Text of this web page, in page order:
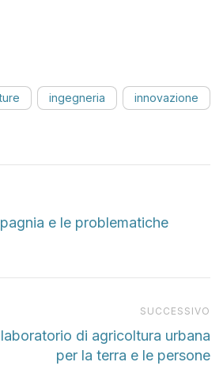
ingegneria innovazione
e le problematiche
SUCCESSIVO
di agricoltura urbana
per la terra e le persone